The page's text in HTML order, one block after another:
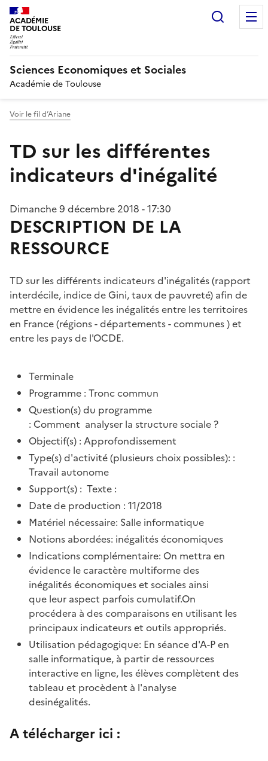
ACADÉMIE
DE TOULOUSE
Sciences Economiques et Sociales
Académie de Toulouse
Voir le fil d’Ariane
TD sur les différentes
indicateurs d'inégalité
Dimanche 9 décembre 2018 - 17:30
DESCRIPTION DE LA
RESSOURCE
TD sur les différents indicateurs d'inégalités (rapport
interdécile, indice de Gini, taux de pauvreté) afin de
mettre en évidence les inégalités entre les territoires
en France (régions - départements - communes ) et
entre les pays de l'OCDE.
Terminale
Programme : Tronc commun
Question(s) du programme
: Comment analyser la structure sociale ?
Objectif(s) : Approfondissement
Type(s) d'activité (plusieurs choix possibles): :
Travail autonome
Support(s) : Texte :
Date de production : 11/2018
Matériel nécessaire: Salle informatique
Notions abordées: inégalités économiques
Indications complémentaire: On mettra en
évidence le caractère multiforme des
inégalités économiques et sociales ainsi
que leur aspect parfois cumulatif.On
procédera à des comparaisons en utilisant les
principaux indicateurs et outils appropriés.
Utilisation pédagogique: En séance d'A-P en
salle informatique, à partir de ressources
interactive en ligne, les élèves complètent des
tableau et procèdent à l'analyse
desinégalités.
A télécharger ici :